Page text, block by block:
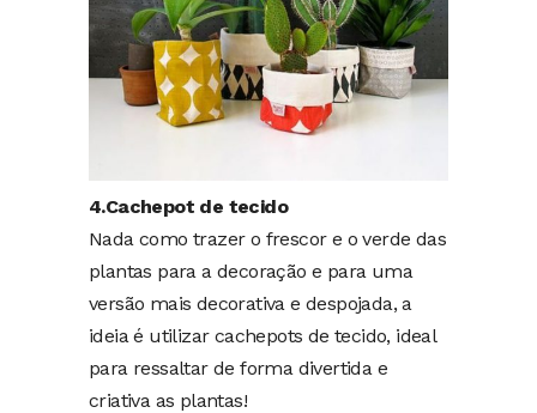
4.Cachepot de tecido
Nada como trazer o frescor e o verde das
plantas para a decoração e para uma
versão mais decorativa e despojada, a
ideia é utilizar cachepots de tecido, ideal
para ressaltar de forma divertida e
criativa as plantas!